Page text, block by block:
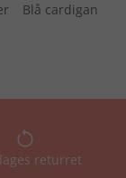
Blå cardigan
returret